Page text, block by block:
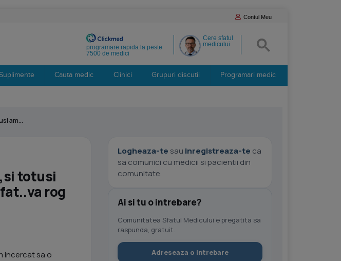
Contul Meu
Cere sfatul
medicului
programare rapida la peste
7500 de medici
Cauta medic Clinici Grupuri discutii Programari medic
am...
totusi
rog
incercat sa o
Logheaza-te sau inregistreaza-te ca
sa comunici cu medicii si pacientii din
comunitate.
Ai si tu o intrebare?
Comunitatea Sfatul Medicului e pregatita sa
raspunda, gratuit.
Adreseaza o intrebare